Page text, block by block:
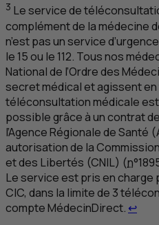
3 Le service de
complément de la médecine
n’est pas un service
le 15 ou le 112. Tous nos
National de l’Ordre des
secret médical et agissent
téléconsultation médicale
possible grâce à un contrat
l’Agence Régionale de Santé (
autorisation de la
et des Libertés (CNIL) (n
Le service est pris en charge
CIC, dans la limite de 3
compte MédecinDirect. ↩